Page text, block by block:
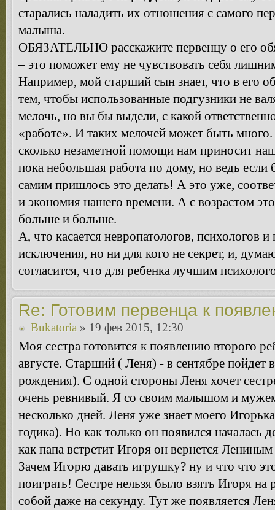
старались наладить их отношения с самого
малыша.
ОБЯЗАТЕЛЬНО расскажите первенцу о его
– это поможет ему не чувствовать себя
Например, мой старший сын знает, что в его
тем, чтобы использованные подгузники не
мелочь, но вы бы выдели, с какой
«работе». И таких мелочей может быть
сколько незаметной помощи нам приносит
пока небольшая работа по дому, но ведь если
самим пришлось это делать! А это уже,
и экономия нашего времени. А с возрастом
больше и больше.
А, что касается невропатологов, психологов и
исключения, но ни для кого не секрет, и,
согласится, что для ребенка лучшим
Re: Готовим первенца к
Bukatoria » 19 фев 2015, 12:30
Моя сестра готовится к появлению второго
августе. Старший ( Леня) - в сентябре пойдет
рождения). С одной стороны Леня хочет
очень ревнивый. Я со своим малышом и
несколько дней. Леня уже знает моего
годика). Но как только он появился началась
как папа встретит Игоря он вернется
Зачем Игорю давать игрушку? ну и что что
поиграть! Сестре нельзя было взять Игоря
собой даже на секунду. Тут же появляется